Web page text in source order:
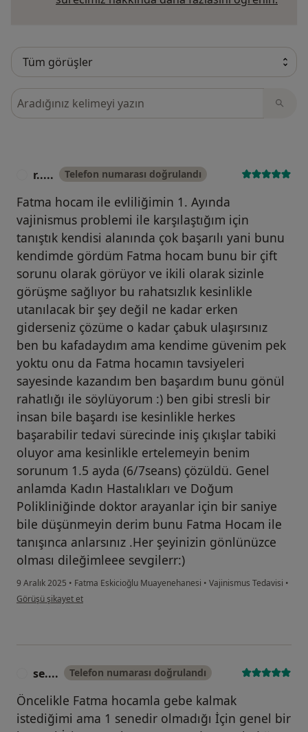
Görüşler içerisinde ara
r..... Telefon numarası doğrulandı
Fatma hocam ile evliliğimin 1. Ayında
vajinismus problemi ile karşılaştığım için
tanıştık kendisi alanında çok başarılı yani bunu
kendimde gördüm Fatma hocam bunu bir çift
sorunu olarak görüyor ve ikili olarak sizinle
görüşme sağlıyor bu rahatsızlık kesinlikle
utanılacak bir şey değil ne kadar erken
giderseniz çözüme o kadar çabuk ulaşırsınız
ben bu kafadaydım ama kendime güvenim pek
yoktu onu da Fatma hocamın tavsiyeleri
sayesinde kazandım ben başardım bunu gönül
rahatlığı ile söylüyorum :) ben gibi stresli bir
insan bile başardı ise kesinlikle herkes
başarabilir tedavi sürecinde iniş çıkışlar tabiki
oluyor ama kesinlikle ertelemeyin benim
sorunum 1.5 ayda (6/7seans) çözüldü. Genel
anlamda Kadın Hastalıkları ve Doğum
Polikliniğinde doktor arayanlar için bir saniye
bile düşünmeyin derim bunu Fatma Hocam ile
tanışınca anlarsınız .Her şeyinizin gönlünüzce
olması dileğimleee sevgilerr:)
9 Aralık 2025 • Fatma Eskicioğlu Muayenehanesi • Vajinismus Tedavisi •
kullanıcının görüşüne göre r.....
Görüşü şikayet et
se.... Telefon numarası doğrulandı
Öncelikle Fatma hocamla gebe kalmak
istediğimi ama 1 senedir olmadığı İçin genel bir